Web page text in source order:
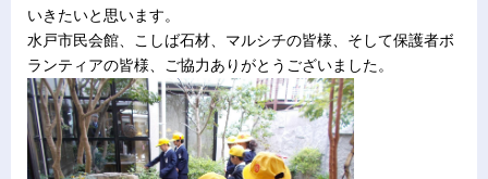
いきたいと思います。
水戸市民会館、こしば石材、マルシチの皆様、そして保護者ボ
ランティアの皆様、ご協力ありがとうございました。